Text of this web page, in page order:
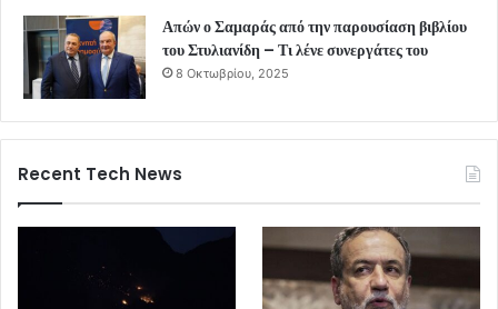
Απών ο Σαμαράς από την παρουσίαση βιβλίου
του Στυλιανίδη – Τι λένε συνεργάτες του
8 Οκτωβρίου, 2025
Recent Tech News